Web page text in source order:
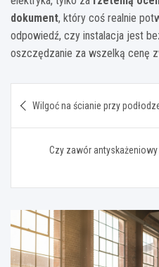
dokument, który coś realnie
odpowiedź, czy instalacja jest
oszczędzanie za wszelką cenę
wpisu
Wilgoć na ścianie przy
Czy zawór